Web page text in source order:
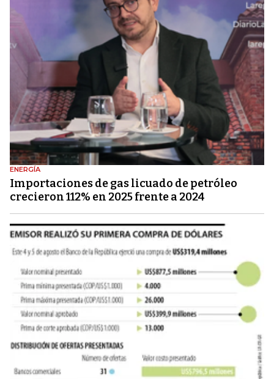
ENERGÍA
Importaciones de gas licuado de petróleo
crecieron 112% en 2025 frente a 2024